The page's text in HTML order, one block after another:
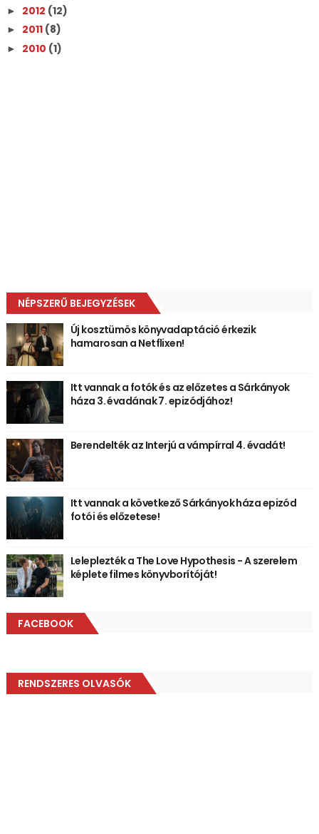
► 2012 (12)
► 2011 (8)
► 2010 (1)
NÉPSZERŰ BEJEGYZÉSEK
Új kosztümös könyvadaptáció érkezik
hamarosan a Netflixen!
Itt vannak a fotók és az előzetes a Sárkányok
háza 3. évadának 7. epizódjához!
Berendelték az Interjú a vámpírral 4. évadát!
Itt vannak a következő Sárkányok háza epizód
fotói és előzetese!
Leleplezték a The Love Hypothesis - A szerelem
képlete filmes könyvborítóját!
FACEBOOK
RENDSZERES OLVASÓK